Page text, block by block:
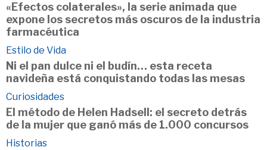
«Efectos colaterales», la serie animada que
expone los secretos más oscuros de la industria
farmacéutica
Estilo de Vida
Ni el pan dulce ni el budín… esta receta
navideña está conquistando todas las mesas
Curiosidades
El método de Helen Hadsell: el secreto detrás
de la mujer que ganó más de 1.000 concursos
Historias